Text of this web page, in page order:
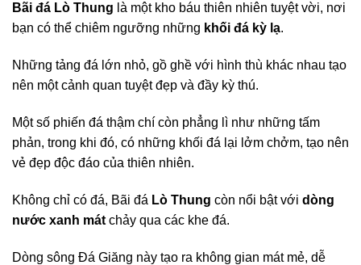
Bãi đá Lò Thung là một kho báu thiên nhiên tuyệt vời, nơi
bạn có thể chiêm ngưỡng những khối đá kỳ lạ.
Những tảng đá lớn nhỏ, gồ ghề với hình thù khác nhau tạo
nên một cảnh quan tuyệt đẹp và đầy kỳ thú.
Một số phiến đá thậm chí còn phẳng lì như những tấm
phản, trong khi đó, có những khối đá lại lởm chởm, tạo nên
vẻ đẹp độc đáo của thiên nhiên.
Không chỉ có đá, Bãi đá Lò Thung còn nổi bật với dòng
nước xanh mát chảy qua các khe đá.
Dòng sông Đá Giăng này tạo ra không gian mát mẻ, dễ